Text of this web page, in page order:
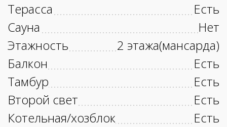
Терасса
Есть
Сауна
Нет
Этажность
2 этажа(мансарда)
Балкон
Есть
Тамбур
Есть
Второй свет
Есть
Котельная/хозблок
Есть